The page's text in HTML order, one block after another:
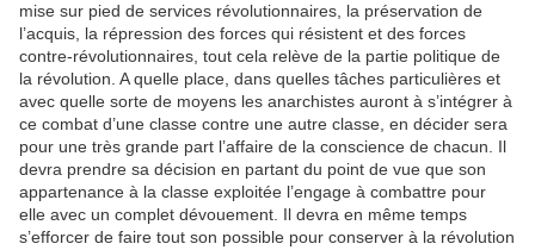
mise sur pied de services révolutionnaires, la préservation de
l’acquis, la répression des forces qui résistent et des forces
contre-révolutionnaires, tout cela relève de la partie politique de
la révolution. A quelle place, dans quelles tâches particulières et
avec quelle sorte de moyens les anarchistes auront à s’intégrer à
ce combat d’une classe contre une autre classe, en décider sera
pour une très grande part l’affaire de la conscience de chacun. Il
devra prendre sa décision en partant du point de vue que son
appartenance à la classe exploitée l’engage à combattre pour
elle avec un complet dévouement. Il devra en même temps
s’efforcer de faire tout son possible pour conserver à la révolution